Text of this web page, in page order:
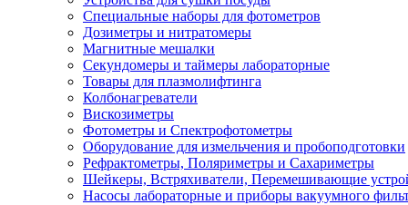
Специальные наборы для фотометров
Дозиметры и нитратомеры
Магнитные мешалки
Секундомеры и таймеры лабораторные
Товары для плазмолифтинга
Колбонагреватели
Вискозиметры
Фотометры и Спектрофотометры
Оборудование для измельчения и пробоподготовки
Рефрактометры, Поляриметры и Сахариметры
Шейкеры, Встряхиватели, Перемешивающие
Насосы лабораторные и приборы вакуумного